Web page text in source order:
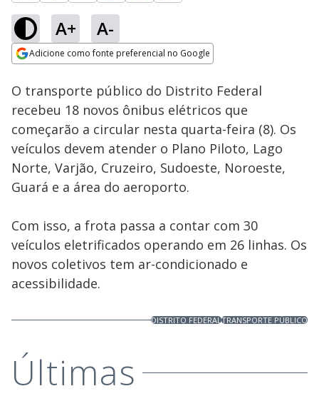
A+ A-
Adicione como fonte preferencial no Google
Ativar
77.32%
O transporte público do Distrito Federal
recebeu 18 novos ônibus elétricos que
começarão a circular nesta quarta-feira (8). Os
veículos devem atender o Plano Piloto, Lago
Norte, Varjão, Cruzeiro, Sudoeste, Noroeste,
Guará e a área do aeroporto.
Com isso, a frota passa a contar com 30
veículos eletrificados operando em 26 linhas. Os
novos coletivos tem ar-condicionado e
acessibilidade.
DISTRITO FEDERALTRANSPORTE PÚBLICO
Últimas